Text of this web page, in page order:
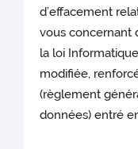
d’effacement
vous concernant
la loi
modifiée,
(règlement
données) entré